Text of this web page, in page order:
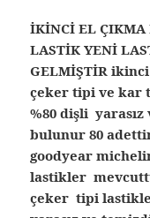
İKİNCİ EL ÇIKMA
LASTİK YENİ
GELMİŞTİR ikinci
çeker tipi ve kar
%80 dişli
bulunur 80
goodyear
lastikler
çeker tipi